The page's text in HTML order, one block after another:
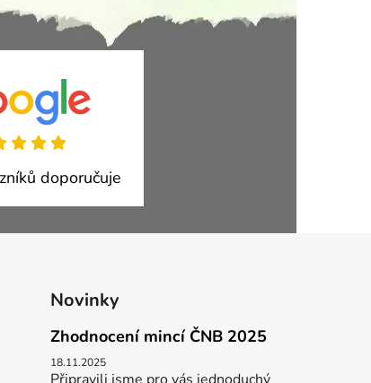
doporučuje
Novinky
Zhodnocení mincí ČNB 2025
18.11.2025